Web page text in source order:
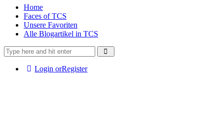
Home
Faces of TCS
Unsere Favoriten
Alle Blogartikel in TCS
Login orRegister